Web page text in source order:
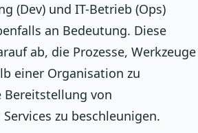
(Dev) und IT-Betrieb (Ops)
an Bedeutung. Diese
ab, die Prozesse, Werkzeuge
einer Organisation zu
Bereitstellung von
zu beschleunigen.